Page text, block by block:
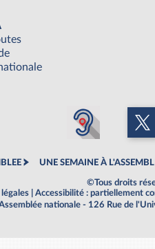
UNE SEMAINE À
©Tous droits
Accessibilité : partiellement
nationale - 126 Rue de